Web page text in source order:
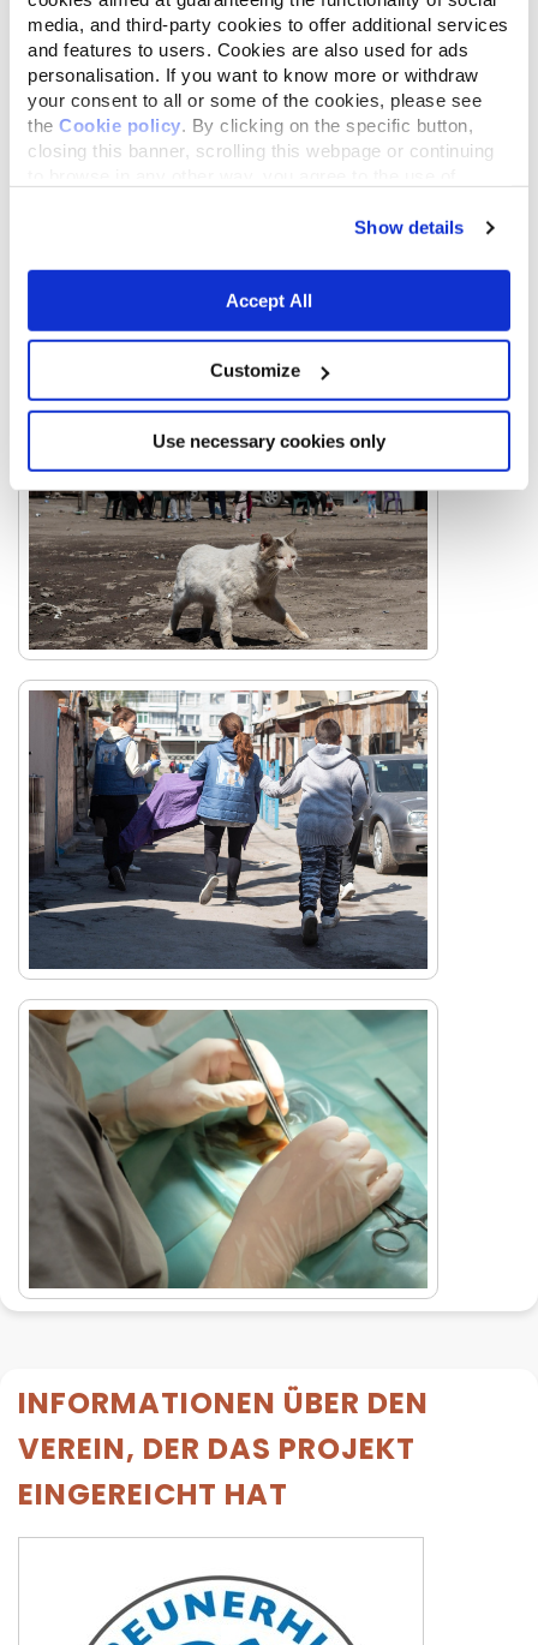
media, and third-party cookies to offer additional services
and features to users. Cookies are also used for ads
personalisation. If you want to know more or withdraw
your consent to all or some of the cookies, please see
the Cookie policy. By clicking on the specific button,
closing this banner, scrolling this webpage or continuing
Show details
Accept All
Customize
Use necessary cookies only
INFORMATIONEN ÜBER DEN
VEREIN, DER DAS PROJEKT
EINGEREICHT HAT